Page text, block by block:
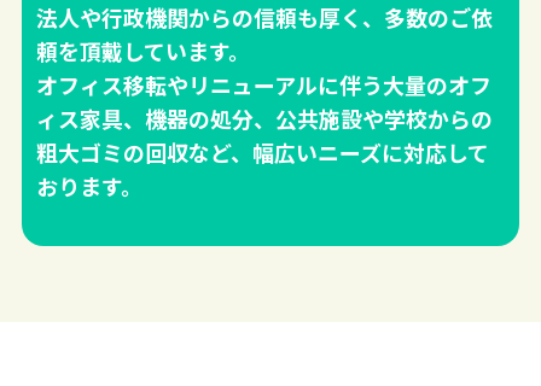
法人や行政機関からの信頼も厚く、多数のご依
頼を頂戴しています。
オフィス移転やリニューアルに伴う大量のオフ
ィス家具、機器の処分、公共施設や学校からの
粗大ゴミの回収など、幅広いニーズに対応して
おります。